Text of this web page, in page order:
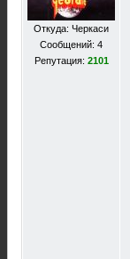
Откуда: Черкаси
Сообщений: 4
Репутация: 2101